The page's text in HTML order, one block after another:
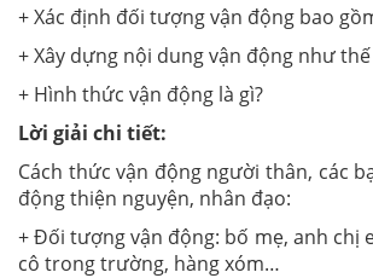
+ Xác định đối tượng vận động bao
+ Xây dựng nội dung vận động như
+ Hình thức vận động là gì?
Lời giải chi tiết:
Cách thức vận động người thân, các
động thiện nguyện, nhân đạo:
+ Đối tượng vận động: bố mẹ, anh chị
cô trong trường, hàng xóm…